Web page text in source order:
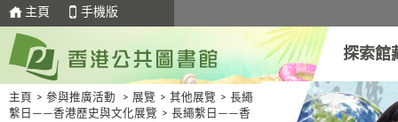
主頁 手機版
探索館
主頁 > 參與推廣活動 > 展覽 > 其他展覽 > 長繩
繫日——香港歷史與文化展覽 > 長繩繫日——香